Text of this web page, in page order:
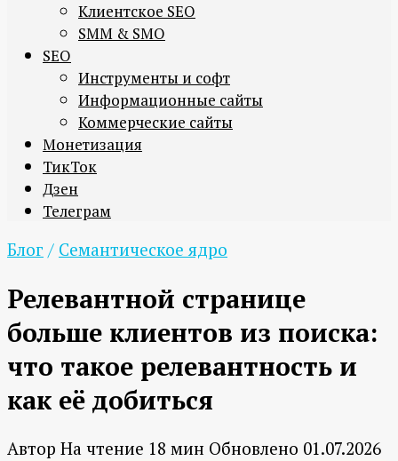
Клиентское SEO
SMM & SMO
SEO
Инструменты и софт
Информационные сайты
Коммерческие сайты
Монетизация
ТикТок
Дзен
Телеграм
Блог / Семантическое ядро
Релевантной странице
больше клиентов из поиска:
что такое релевантность и
как её добиться
Автор На чтение 18 мин Обновлено 01.07.2026